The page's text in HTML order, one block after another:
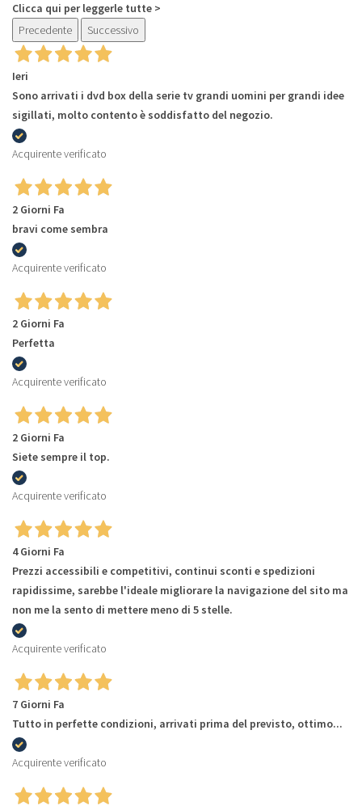
Clicca qui per leggerle tutte >
Precedente
Successivo
Ieri
Sono arrivati i dvd box della serie tv grandi uomini per grandi idee
sigillati, molto contento è soddisfatto del negozio.
Acquirente verificato
2 Giorni Fa
bravi come sembra
Acquirente verificato
2 Giorni Fa
Perfetta
Acquirente verificato
2 Giorni Fa
Siete sempre il top.
Acquirente verificato
4 Giorni Fa
Prezzi accessibili e competitivi, continui sconti e spedizioni
rapidissime, sarebbe l'ideale migliorare la navigazione del sito ma
non me la sento di mettere meno di 5 stelle.
Acquirente verificato
7 Giorni Fa
Tutto in perfette condizioni, arrivati prima del previsto, ottimo...
Acquirente verificato